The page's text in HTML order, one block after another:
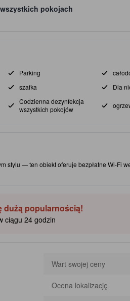
pokojach
Parking
szafka Dla
Codzienna dezynfekcja
wszystkich pokojów
stylu — ten obiekt oferuje bezpłatne Wi-Fi
do miejscowych atrakcji i widoków.
udogodnienie, co dodatkowo zwiększa
dużą popularnością!
ciągu 24 godzin
Wart swojej ceny
Ocena lokalizację